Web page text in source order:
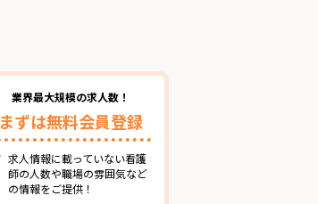
業界最大規模の求人数！
まずは無料会員登録
求人情報に載っていない看護
師の人数や職場の雰囲気など
の情報をご提供！